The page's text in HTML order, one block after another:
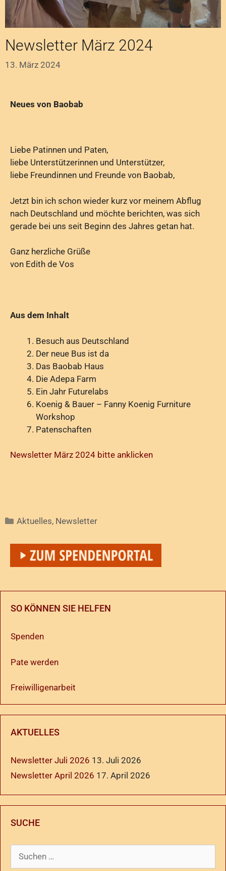
Newsletter März 2024
13. März 2024
Neues von Baobab
Liebe Patinnen und Paten,
liebe Unterstützerinnen und Unterstützer,
liebe Freundinnen und Freunde von Baobab,
Jetzt bin ich schon wieder kurz vor meinem Abflug
nach Deutschland und möchte berichten, was sich
gerade bei uns seit Beginn des Jahres getan hat.
Ganz herzliche Grüße
von Edith de Vos
Aus dem Inhalt
Besuch aus Deutschland
Der neue Bus ist da
Das Baobab Haus
Die Adepa Farm
Ein Jahr Futurelabs
Koenig & Bauer – Fanny Koenig Furniture
Workshop
Patenschaften
Newsletter März 2024 bitte anklicken
Aktuelles, Newsletter
SO KÖNNEN SIE HELFEN
Spenden
Pate werden
Freiwilligenarbeit
AKTUELLES
Newsletter Juli 2026 13. Juli 2026
Newsletter April 2026 17. April 2026
SUCHE